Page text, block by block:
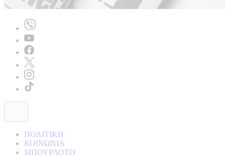
ΠΟΛΙΤΙΚΗ
ΚΟΙΝΩΝΙΑ
ΜΠΟΥΡΛΟΤΟ